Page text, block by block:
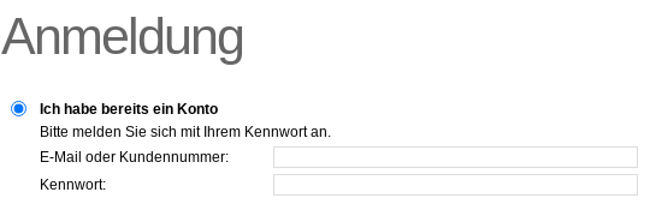
Anmeldung
Ich habe bereits ein Konto
Bitte melden Sie sich mit Ihrem Kennwort an.
E-Mail oder Kundennummer:
Kennwort: